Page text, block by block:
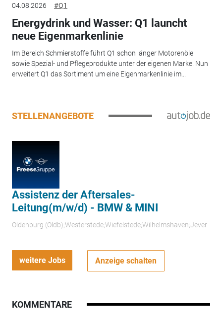
04.08.2026 #Q1
Energydrink und Wasser: Q1 launcht
neue Eigenmarkenlinie
Im Bereich Schmierstoffe führt Q1 schon länger Motorenöle
sowie Spezial- und Pflegeprodukte unter der eigenen Marke. Nun
erweitert Q1 das Sortiment um eine Eigenmarkenlinie im...
STELLENANGEBOTE
Assistenz der Aftersales-
Leitung(m/w/d) - BMW & MINI
Oldenburg (Oldb);Westerstede;Wiefelstede;Wilhelmshaven;Jever
weitere Jobs Anzeige schalten
KOMMENTARE